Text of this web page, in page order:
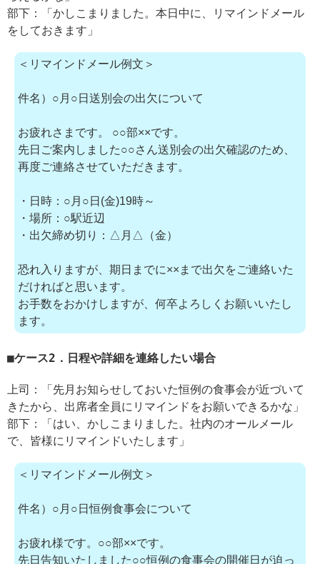
部下：「かしこまりました。本日中に、リマインドメール
をしておきます」
＜リマインドメール例文＞
件名）○月○日送別会の出欠について
お疲れさまです。 ○○部××です。
先日ご案内しました○○さん送別会の出欠確認のため、
再度ご連絡させていただきます。
・日時：○月○日(金)19時～
・場所：○駅近辺
・出欠締め切り：△月△（金）
恐れ入りますが、期日までに××まで出欠をご連絡いた
だければと思います。
お手数をおかけしますが、何卒よろしくお願いいたし
ます。
ケース2．日程や詳細を連絡したい場合
上司：「先月お知らせしておいた恒例の食事会が近づいて
きたから、出席者全員にリマインドをお願いできるかな」
部下：「はい、かしこまりました。社内のオールメール
で、皆様にリマインドいたします」
＜リマインドメール例文＞
件名）○月○日恒例食事会について
お疲れ様です。○○部××です。
先日告知いたしました○○恒例の食事会の開催日が迫っ